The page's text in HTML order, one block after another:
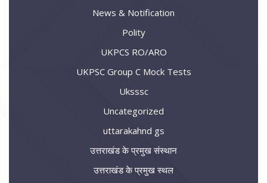
News & Notification
Polity
UKPCS RO/ARO
UKPSC Group C Mock Tests
Uksssc
Uncategorized
uttarakahnd gs
उत्तराखंड के प्रमुख संस्थान
उत्तराखंड के प्रमुख स्थल